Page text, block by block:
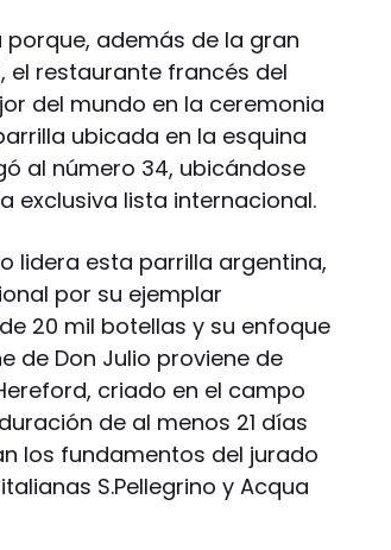
porque, además de la gran
el restaurante francés del
del mundo en la ceremonia
ubicada en la esquina
al número 34, ubicándose
exclusiva lista internacional.
lidera esta parrilla argentina,
por su ejemplar
20 mil botellas y su enfoque
de Don Julio proviene de
criado en el campo
de al menos 21 días
los fundamentos del jurado
S.Pellegrino y Acqua